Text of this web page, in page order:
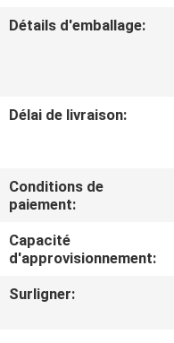
QUALITÉ
NOUS
NOUVELLES
DEMANDEZ
UNE
CITATION
Détails d'emballage:
Délai de livraison:
Conditions de
paiement:
Capacité
d'approvisionnement:
Surligner: